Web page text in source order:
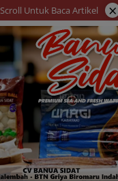
Scroll Untuk Baca Artikel ×